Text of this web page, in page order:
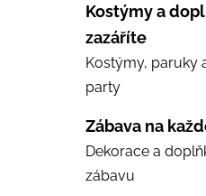
Kostýmy a
zazáříte
Kostýmy, paruky
party
Zábava na
Dekorace a
zábavu